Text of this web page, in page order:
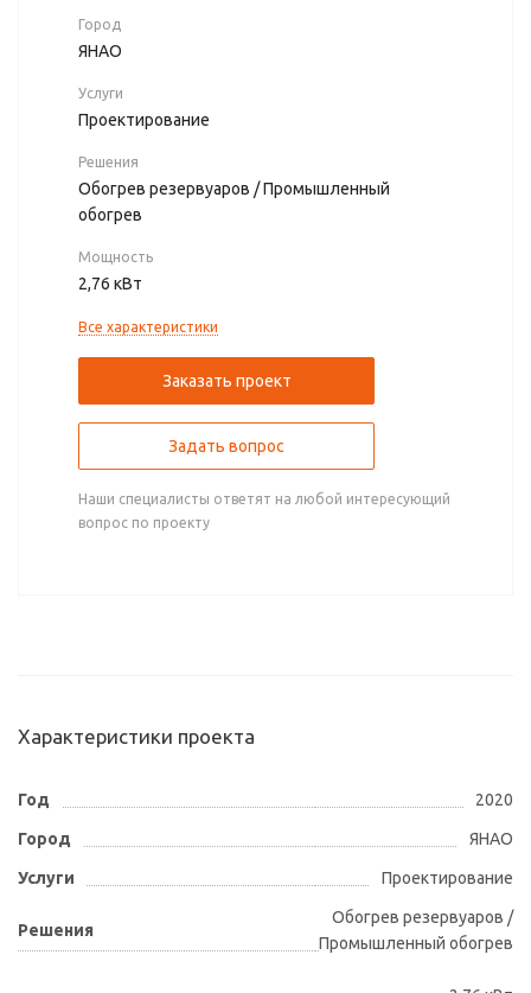
Город
ЯНАО
Услуги
Проектирование
Решения
Обогрев резервуаров / Промышленный
обогрев
Мощность
2,76 кВт
Все характеристики
Заказать проект
Задать вопрос
Наши специалисты ответят на любой интересующий
вопрос по проекту
Характеристики проекта
Год 2020
Город ЯНАО
Услуги Проектирование
Решения
Обогрев резервуаров /
Промышленный обогрев